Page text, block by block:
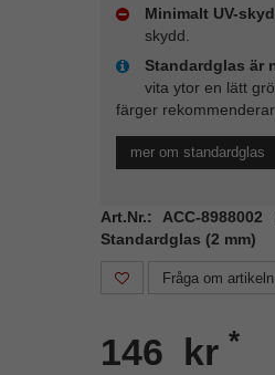
Minimalt UV-
skydd.
Standardglas är
vita ytor en lätt
färger
mer om standardglas
Art.Nr.: ACC-
Standardglas (2 mm)
Fråga om artikeln
146 kr *